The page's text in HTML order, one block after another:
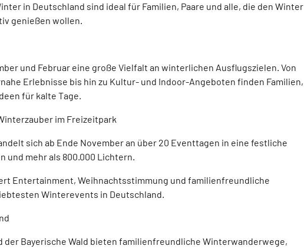
in Deutschland sind ideal für Familien, Paare und alle, die den Winter
genießen wollen.
und Februar eine große Vielfalt an winterlichen Ausflugszielen. Von
Erlebnisse bis hin zu Kultur- und Indoor-Angeboten finden Familien,
für kalte Tage.
im Freizeitpark
sich ab Ende November an über 20 Eventtagen in eine festliche
und mehr als 800.000 Lichtern.
Entertainment, Weihnachtsstimmung und familienfreundliche
Winterevents in Deutschland.
der Bayerische Wald bieten familienfreundliche Winterwanderwege,